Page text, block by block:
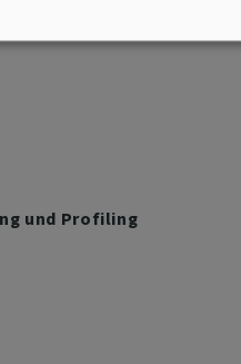
und Profiling